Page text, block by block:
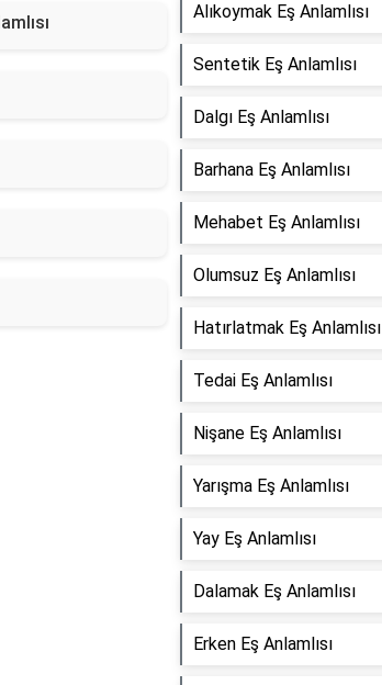
Alıkoymak Eş Anlamlısı
Sentetik Eş Anlamlısı
Dalgı Eş Anlamlısı
Barhana Eş Anlamlısı
Mehabet Eş Anlamlısı
Olumsuz Eş Anlamlısı
Hatırlatmak Eş Anlamlısı
Tedai Eş Anlamlısı
Nişane Eş Anlamlısı
Yarışma Eş Anlamlısı
Yay Eş Anlamlısı
Dalamak Eş Anlamlısı
Erken Eş Anlamlısı